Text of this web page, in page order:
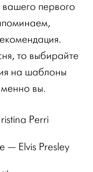
первого
то выбирайте
на шаблоны
вы.
Perri
— Elvis Presley